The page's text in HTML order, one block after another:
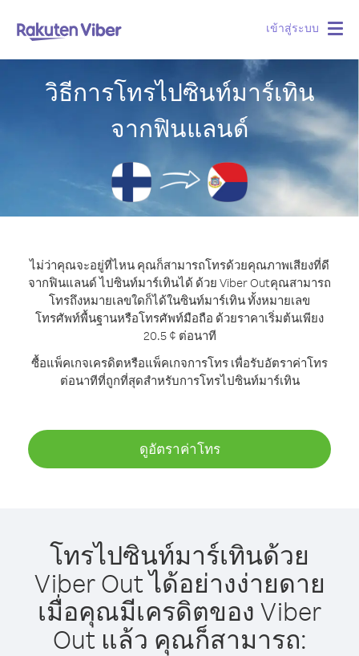
เข้าสู่ระบบ
วิธีการโทรไปซินท์มาร์เทิน
จากฟินแลนด์
ไม่ว่าคุณจะอยู่ที่ไหน คุณก็สามารถโทรด้วยคุณภาพเสียงที่ดี
จากฟินแลนด์ ไปซินท์มาร์เทินได้ ด้วย Viber Outคุณสามารถ
โทรถึงหมายเลขใดก็ได้ในซินท์มาร์เทิน ทั้งหมายเลข
โทรศัพท์พื้นฐานหรือโทรศัพท์มือถือ ด้วยราคาเริ่มต้นเพียง
20.5 ¢ ต่อนาที
ซื้อแพ็คเกจเครดิตหรือแพ็คเกจการโทร เพื่อรับอัตราค่าโทร
ต่อนาทีที่ถูกที่สุดสำหรับการโทรไปซินท์มาร์เทิน
ดูอัตราค่าโทร
โทรไปซินท์มาร์เทินด้วย
Viber Out ได้อย่างง่ายดาย
เมื่อคุณมีเครดิตของ Viber
Out แล้ว คุณก็สามารถ: